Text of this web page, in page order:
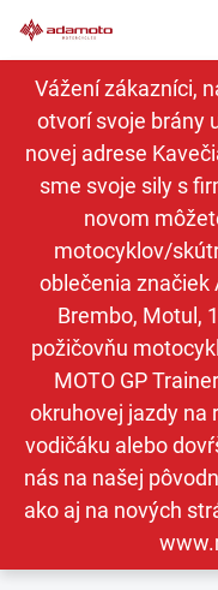
na
obsah
Vážení zákazníci,
otvorí svoje brány
novej adrese
sme svoje sily s
novom
motocyklov/
oblečenia značiek
Brembo, Motul,
požičovňu
MOTO GP
okruhovej jazdy na
vodičáku alebo
nás na našej
ako aj na nových